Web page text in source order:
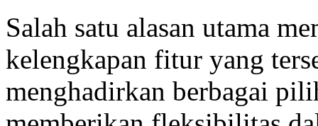
Salah satu alasan utama
kelengkapan fitur yang
menghadirkan berbagai